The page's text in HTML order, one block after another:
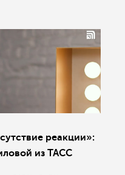
реакции»:
из ТАСС